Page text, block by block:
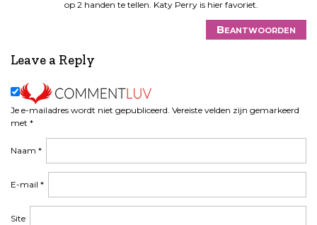
op 2 handen te tellen. Katy Perry is hier favoriet.
Beantwoorden
Leave a Reply
Je e-mailadres wordt niet gepubliceerd. Vereiste velden zijn gemarkeerd
met *
Naam *
E-mail *
Site